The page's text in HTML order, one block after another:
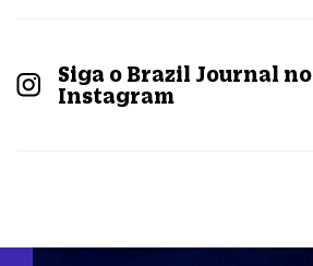
Siga o Brazil Journal no
Instagram